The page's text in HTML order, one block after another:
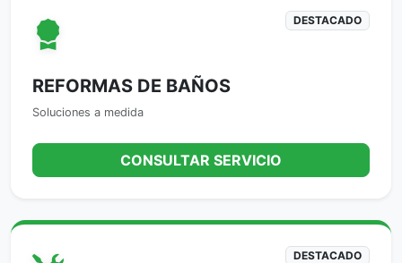
DESTACADO
REFORMAS DE BAÑOS
Soluciones a medida
CONSULTAR SERVICIO
DESTACADO